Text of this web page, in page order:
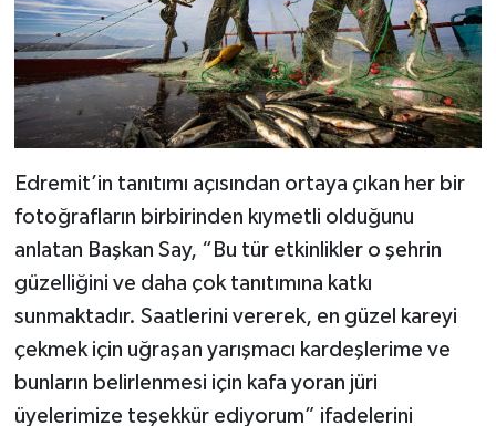
Edremit’in tanıtımı açısından ortaya çıkan her bir
fotoğrafların birbirinden kıymetli olduğunu
anlatan Başkan Say, “Bu tür etkinlikler o şehrin
güzelliğini ve daha çok tanıtımına katkı
sunmaktadır. Saatlerini vererek, en güzel kareyi
çekmek için uğraşan yarışmacı kardeşlerime ve
bunların belirlenmesi için kafa yoran jüri
üyelerimize teşekkür ediyorum” ifadelerini